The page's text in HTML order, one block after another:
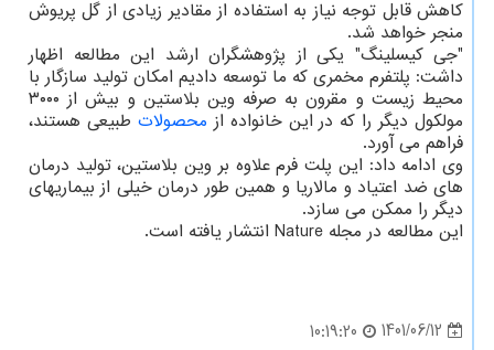
کاهش قابل توجه نیاز به استفاده از مقادیر زیادی از گل پریوش
منجر خواهد شد.
"جی کیسلینگ" یکی از پژوهشگران ارشد این مطالعه اظهار
داشت: پلتفرم مخمری که ما توسعه دادیم امکان تولید سازگار با
محیط زیست و مقرون به صرفه وین بلاستین و بیش از ۳۰۰۰
مولکول دیگر را که در این خانواده از محصولات طبیعی هستند،
فراهم می آورد.
وی ادامه داد: این پلت فرم علاوه بر وین بلاستین، تولید درمان
های ضد اعتیاد و مالاریا و همین طور درمان خیلی از بیماریهای
دیگر را ممکن می سازد.
این مطالعه در مجله Nature انتشار یافته است.
1401/06/12
10:19:20